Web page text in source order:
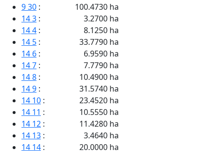
9 30 :
100.4730 ha
14 3 :
3.2700 ha
14 4 :
8.1250 ha
14 5 :
33.7790 ha
14 6 :
6.9590 ha
14 7 :
7.7790 ha
14 8 :
10.4900 ha
14 9 :
31.5740 ha
14 10 :
23.4520 ha
14 11 :
10.5550 ha
14 12 :
11.4280 ha
14 13 :
3.4640 ha
14 14 : 20.0000 ha